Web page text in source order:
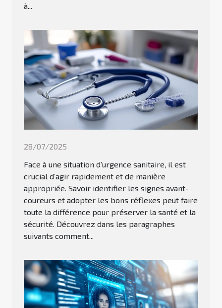
à...
28/07/2025
Face à une situation d’urgence sanitaire, il est
crucial d’agir rapidement et de manière
appropriée. Savoir identifier les signes avant-
coureurs et adopter les bons réflexes peut faire
toute la différence pour préserver la santé et la
sécurité. Découvrez dans les paragraphes
suivants comment...